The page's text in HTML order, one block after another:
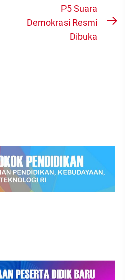
P5 Suara
Demokrasi Resmi
Dibuka